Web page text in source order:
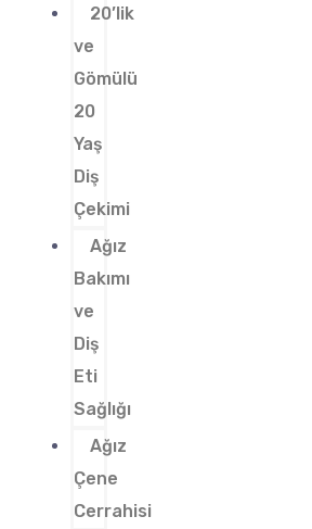
20’lik
ve
Gömülü
20
Yaş
Diş
Çekimi
Ağız
Bakımı
ve
Diş
Eti
Sağlığı
Ağız
Çene
Cerrahisi